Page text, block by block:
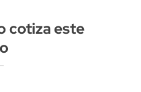
cotiza este